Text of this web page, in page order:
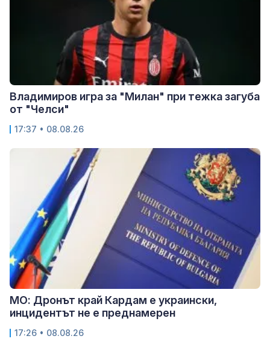
Владимиров игра за "Милан" при тежка загуба
от "Челси"
17:37 • 08.08.26
МО: Дронът край Кардам е украински,
инцидентът не е преднамерен
17:26 • 08.08.26